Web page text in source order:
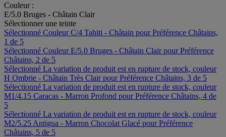
Couleur :
E/5.0 Bruges - Châtain Clair
Sélectionner une teinte
Sélectionné Couleur C/4 Tahiti - Châtain pour Préférence Châtains,
1 de 5
Sélectionné Couleur E/5.0 Bruges - Châtain Clair pour Préférence
Châtains, 2 de 5
Sélectionné La variation de produit est en rupture de stock, couleur
H Ombrie - Châtain Très Clair pour Préférence Châtains, 3 de 5
Sélectionné La variation de produit est en rupture de stock, couleur
M1/4.15 Caracas - Marron Profond pour Préférence Châtains, 4 de
5
Sélectionné La variation de produit est en rupture de stock, couleur
M2/5.25 Antigua - Marron Chocolat Glacé pour Préférence
Châtains, 5 de 5